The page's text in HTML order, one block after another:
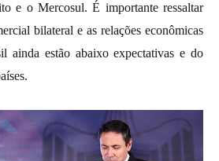
e o Mercosul. É importante ressaltar
bilateral e as relações econômicas
ainda estão abaixo expectativas e do